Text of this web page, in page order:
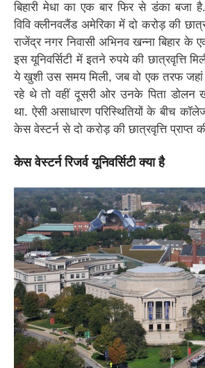
बिहारी मेधा का एक बार फिर से डंका बजा
विवि क्लीनवलैंड अमेरिका में दो करोड़ की
राजेंद्र नगर निवासी अभिनव खन्ना बिहार के
इस यूनिवर्सिटी में इतने रुपये की छात्रवृत्ति
ये खुशी उस समय मिली, जब वो एक तरफ
रहे थे तो वहीं दूसरी ओर उनके पिता डोलन
था. ऐसी असाधारण परिस्थितियों के बीच
केस वेस्टर्न से दो करोड़ की छात्रवृत्ति प्राप्त
केस वेस्टर्न रिजर्व यूनिवर्सिटी क्या है